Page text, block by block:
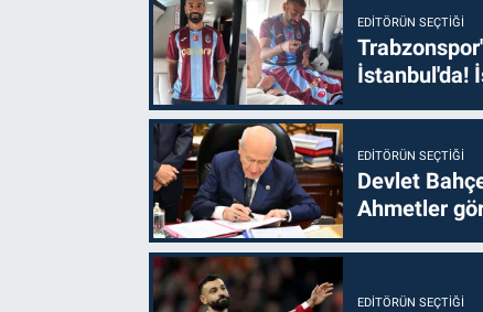
EDITÖRÜN SEÇTIĞI
İstanbul'da!
EDITÖRÜN SEÇTIĞI
Devlet
Ahmetler
EDITÖRÜN SEÇTIĞI